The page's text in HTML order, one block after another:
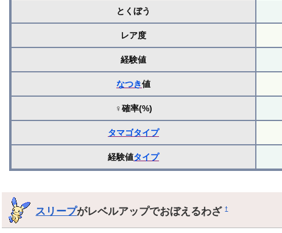
とくぼう
レア度
経験値
なつき値
♀確率(%)
タマゴタイプ
経験値タイプ
スリープがレベルアップでおぼえるわざ†